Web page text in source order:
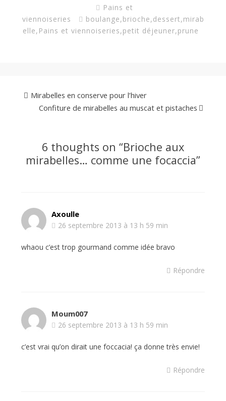
Pains et
viennoiseries
boulange,brioche,dessert,mirab
elle, Pains et viennoiseries,petit déjeuner,prune
Mirabelles en conserve pour l’hiver
Confiture de mirabelles au muscat et pistaches
6 thoughts on “Brioche aux
mirabelles… comme une focaccia”
Axoulle
26 septembre 2013 à 13 h 59 min
whaou c’est trop gourmand comme idée bravo
Répondre
Moum007
26 septembre 2013 à 13 h 59 min
c’est vrai qu’on dirait une foccacia! ça donne très envie!
Répondre